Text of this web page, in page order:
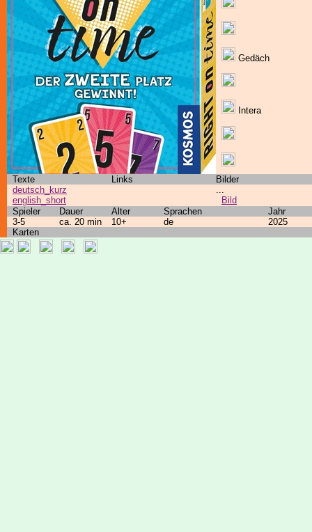
Gedäch
Intera
Texte Links
Bilder
deutsch_kurz
english_short
...
Bild
Spieler
Dauer Alter Sprachen
Jahr
3-5
ca. 20 min 10+ de
2025
Karten